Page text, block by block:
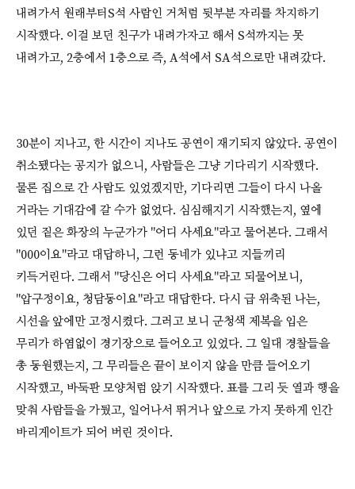
내려가서 원래부터S석 사람인 거처럼 뒷부분 자리를 차지하기
시작했다. 이걸 보던 친구가 내려가자고 해서 S석까지는 못
내려가고, 2층에서 1층으로 즉, A석에서 SA석으로만 내려갔다.
30분이 지나고, 한 시간이 지나도 공연이 재기되지 않았다. 공연이
취소됐다는 공지가 없으니, 사람들은 그냥 기다리기 시작했다.
물론 집으로 간 사람도 있었겠지만, 기다리면 그들이 다시 나올
거라는 기대감에 갈 수가 없었다. 심심해지기 시작했는지, 옆에
있던 짙은 화장의 누군가가 "어디 사세요"라고 물어본다. 그래서
"000이요"라고 대답하니, 그런 동네가 있냐고 지들끼리
키득거린다. 그래서 "당신은 어디 사세요"라고 되물어보니,
"압구정이요, 청담동이요"라고 대답한다. 다시 급 위축된 나는,
시선을 앞에만 고정시켰다. 그러고 보니 군청색 제복을 입은
무리가 하염없이 경기장으로 들어오고 있었다. 그 일대 경찰들을
총 동원했는지, 그 무리들은 끝이 보이지 않을 만큼 들어오기
시작했고, 바둑판 모양처럼 앉기 시작했다. 표를 그리 듯 열과 행을
맞춰 사람들을 가뒀고, 일어나서 뛰거나 앞으로 가지 못하게 인간
바리게이트가 되어 버린 것이다.